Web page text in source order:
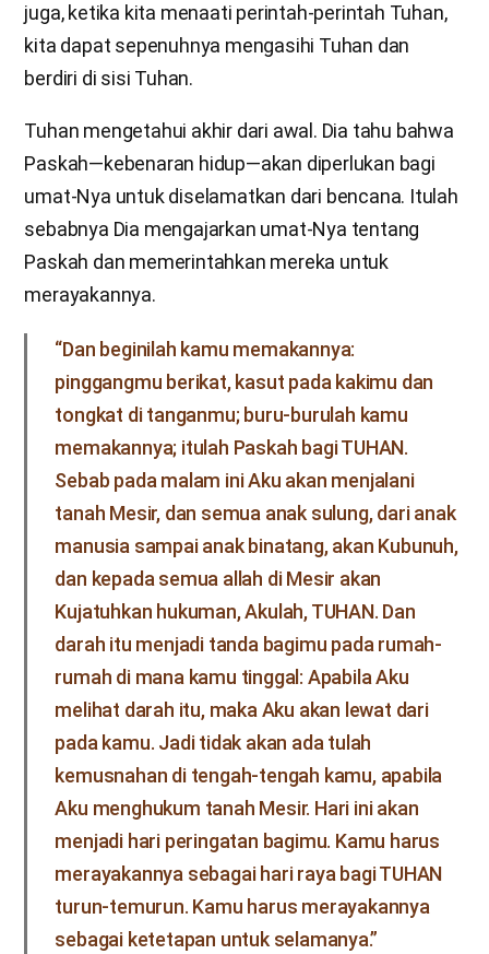
juga, ketika kita menaati perintah-perintah Tuhan,
kita dapat sepenuhnya mengasihi Tuhan dan
berdiri di sisi Tuhan.
Tuhan mengetahui akhir dari awal. Dia tahu bahwa
Paskah—kebenaran hidup—akan diperlukan bagi
umat-Nya untuk diselamatkan dari bencana. Itulah
sebabnya Dia mengajarkan umat-Nya tentang
Paskah dan memerintahkan mereka untuk
merayakannya.
“Dan beginilah kamu memakannya:
pinggangmu berikat, kasut pada kakimu dan
tongkat di tanganmu; buru-burulah kamu
memakannya; itulah Paskah bagi TUHAN.
Sebab pada malam ini Aku akan menjalani
tanah Mesir, dan semua anak sulung, dari anak
manusia sampai anak binatang, akan Kubunuh,
dan kepada semua allah di Mesir akan
Kujatuhkan hukuman, Akulah, TUHAN. Dan
darah itu menjadi tanda bagimu pada rumah-
rumah di mana kamu tinggal: Apabila Aku
melihat darah itu, maka Aku akan lewat dari
pada kamu. Jadi tidak akan ada tulah
kemusnahan di tengah-tengah kamu, apabila
Aku menghukum tanah Mesir. Hari ini akan
menjadi hari peringatan bagimu. Kamu harus
merayakannya sebagai hari raya bagi TUHAN
turun-temurun. Kamu harus merayakannya
sebagai ketetapan untuk selamanya.”